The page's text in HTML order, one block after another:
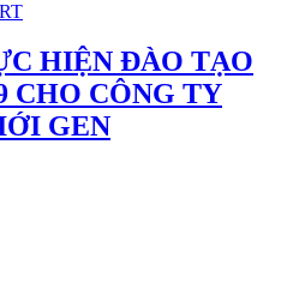
HIỆN ĐÀO TẠO
CHO CÔNG TY
GEN